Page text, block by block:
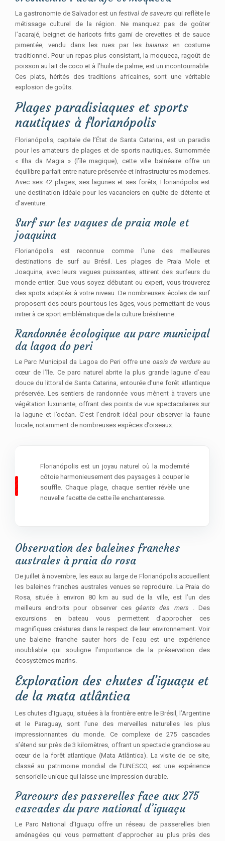
La gastronomie de Salvador est unfestival de saveurs qui reflète le
métissage culturel de la région. Ne manquez pas de goûter
l’acarajé, beignet de haricots frits garni de crevettes et de sauce
pimentée, vendu dans les rues par lesbaianas en costume
traditionnel. Pour un repas plus consistant, la moqueca, ragoût de
poisson au lait de coco et à l’huile de palme, est un incontournable.
Ces plats, hérités des traditions africaines, sont une véritable
explosion de goûts.
Plages paradisiaques et sports
nautiques à florianópolis
Florianópolis, capitale de l’État de Santa Catarina, est un paradis
pour les amateurs de plages et de sports nautiques. Surnommée
« Ilha da Magia » (l’île magique), cette ville balnéaire offre un
équilibre parfait entre nature préservée et infrastructures modernes.
Avec ses 42 plages, ses lagunes et ses forêts, Florianópolis est
une destination idéale pour les vacanciers en quête de détente et
d’aventure.
Surf sur les vagues de praia mole et
joaquina
Florianópolis est reconnue comme l’une des meilleures
destinations de surf au Brésil. Les plages de Praia Mole et
Joaquina, avec leurs vagues puissantes, attirent des surfeurs du
monde entier. Que vous soyez débutant ou expert, vous trouverez
des spots adaptés à votre niveau. De nombreuses écoles de surf
proposent des cours pour tous les âges, vous permettant de vous
initier à ce sport emblématique de la culture brésilienne.
Randonnée écologique au parc municipal
da lagoa do peri
Le Parc Municipal da Lagoa do Peri offre une oasis de verdure au
cœur de l’île. Ce parc naturel abrite la plus grande lagune d’eau
douce du littoral de Santa Catarina, entourée d’une forêt atlantique
préservée. Les sentiers de randonnée vous mènent à travers une
végétation luxuriante, offrant des points de vue spectaculaires sur
la lagune et l’océan. C’est l’endroit idéal pour observer la faune
locale, notamment de nombreuses espèces d’oiseaux.
Florianópolis est un joyau naturel où la modernité
côtoie harmonieusement des paysages à couper le
souffle. Chaque plage, chaque sentier révèle une
nouvelle facette de cette île enchanteresse.
Observation des baleines franches
australes à praia do rosa
De juillet à novembre, les eaux au large de Florianópolis accueillent
les baleines franches australes venues se reproduire. La Praia do
Rosa, située à environ 80 km au sud de la ville, est l’un des
meilleurs endroits pour observer cesgéants des mers . Des
excursions en bateau vous permettent d’approcher ces
magnifiques créatures dans le respect de leur environnement. Voir
une baleine franche sauter hors de l’eau est une expérience
inoubliable qui souligne l’importance de la préservation des
écosystèmes marins.
Exploration des chutes d’iguaçu et
de la mata atlântica
Les chutes d’Iguaçu, situées à la frontière entre le Brésil, l’Argentine
et le Paraguay, sont l’une des merveilles naturelles les plus
impressionnantes du monde. Ce complexe de 275 cascades
s’étend sur près de 3 kilomètres, offrant un spectacle grandiose au
cœur de la forêt atlantique (Mata Atlântica). La visite de ce site,
classé au patrimoine mondial de l’UNESCO, est une expérience
sensorielle unique qui laisse une impression durable.
Parcours des passerelles face aux 275
cascades du parc national d’iguaçu
Le Parc National d’Iguaçu offre un réseau de passerelles bien
aménagées qui vous permettent d’approcher au plus près des